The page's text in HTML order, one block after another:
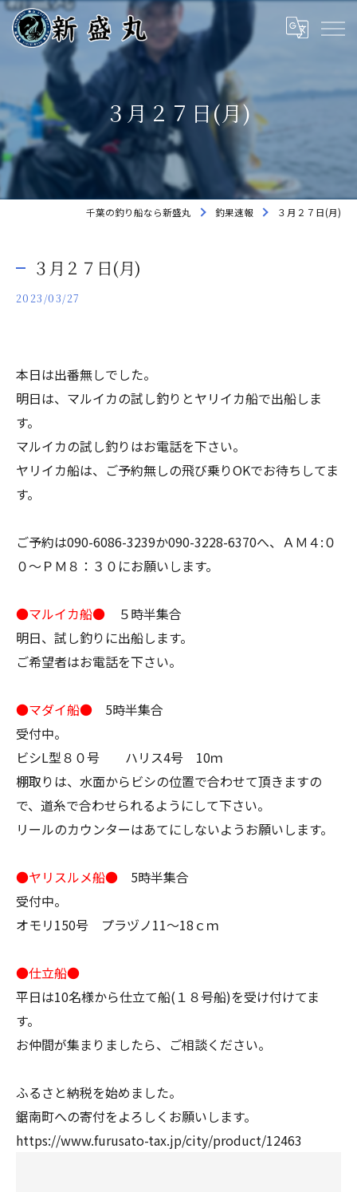
３月２７日(月)
千葉の釣り船なら新盛丸 釣果速報 ３月２７日(月)
３月２７日(月)
2023/03/27
本日は出番無しでした。
明日は、マルイカの試し釣りとヤリイカ船で出船しま
す。
マルイカの試し釣りはお電話を下さい。
ヤリイカ船は、ご予約無しの飛び乗りOKでお待ちしてま
す。
ご予約は090-6086-3239か090-3228-6370へ、ＡＭ４:０
０～ＰＭ８：３０にお願いします。
●マルイカ船●
５時半集合
明日、試し釣りに出船します。
ご希望者はお電話を下さい。
●マダイ船● 5時半集合
受付中。
ビシL型８０号 ハリス4号 10ｍ
棚取りは、水面からビシの位置で合わせて頂きますの
で、道糸で合わせられるようにして下さい。
リールのカウンターはあてにしないようお願いします。
●ヤリスルメ船● 5時半集合
受付中。
オモリ150号 プラヅノ11～18ｃｍ
●仕立船●
平日は10名様から仕立て船(１８号船)を受け付けてま
す。
お仲間が集まりましたら、ご相談ください。
ふるさと納税を始めました。
鋸南町への寄付をよろしくお願いします。
https://www.furusato-tax.jp/city/product/12463